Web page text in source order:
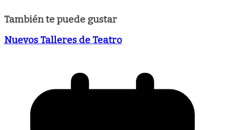
También te puede gustar
Nuevos Talleres de Teatro